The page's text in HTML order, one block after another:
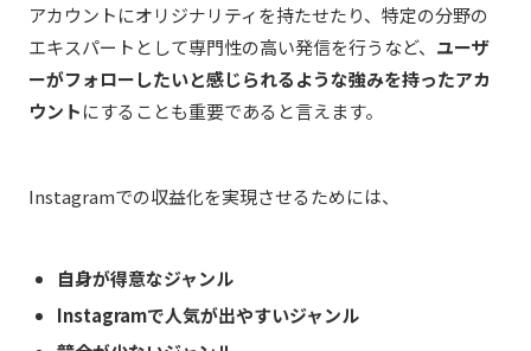
アカウントにオリジナリティを持たせたり、特定の分野の
エキスパートとして専門性の高い発信を行うなど、 ユーザ
ーがフォローしたいと感じられるような強みを持ったアカ
ウントにすることも重要であると言えます。
Instagramでの収益化を実現させるためには、
自身が得意なジャンル
Instagramで人気が出やすいジャンル